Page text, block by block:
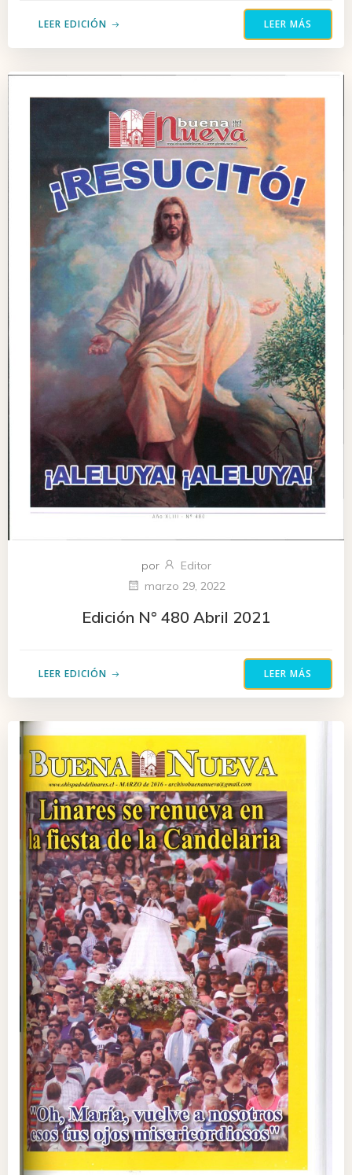
LEER EDICIÓN LEER MÁS
por
Editor
marzo 29, 2022
Edición N° 480 Abril 2021
LEER EDICIÓN LEER MÁS